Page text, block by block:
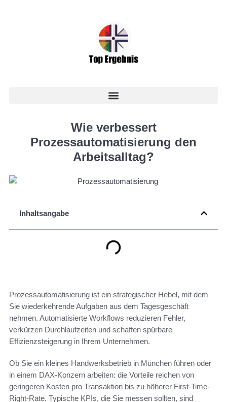
Wie verbessert
Prozessautomatisierung den
Arbeitsalltag?
Inhaltsangabe
Prozessautomatisierung ist ein strategischer Hebel, mit dem
Sie wiederkehrende Aufgaben aus dem Tagesgeschäft
nehmen. Automatisierte Workflows reduzieren Fehler,
verkürzen Durchlaufzeiten und schaffen spürbare
Effizienzsteigerung in Ihrem Unternehmen.
Ob Sie ein kleines Handwerksbetrieb in München führen oder
in einem DAX-Konzern arbeiten: die Vorteile reichen von
geringeren Kosten pro Transaktion bis zu höherer First-Time-
Right-Rate. Typische KPIs, die Sie messen sollten, sind